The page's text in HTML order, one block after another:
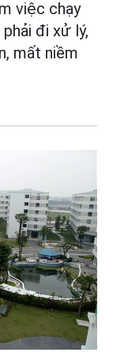
việc chạy
đi xử lý,
mất niềm